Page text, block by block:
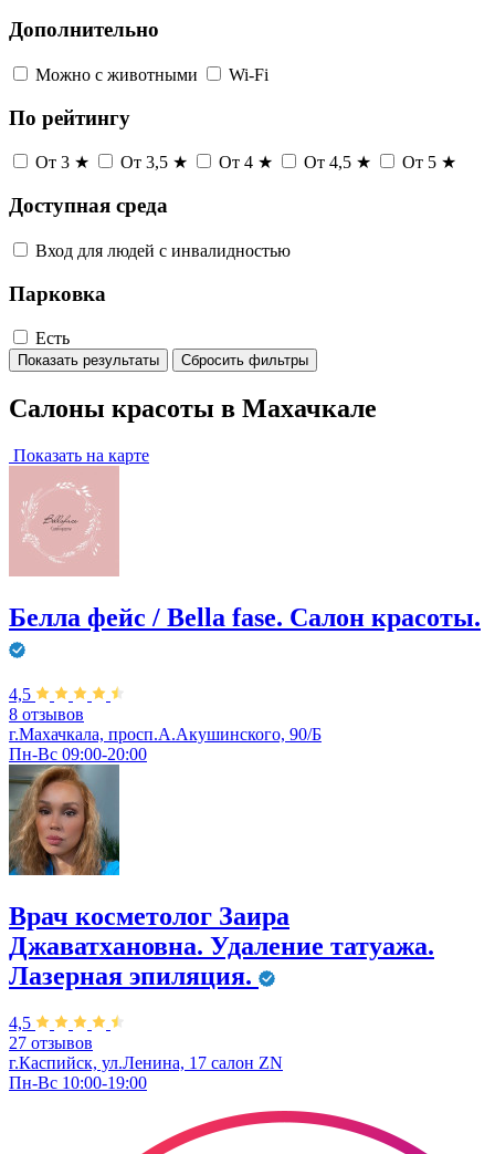
Дополнительно
Можно с животными Wi-Fi
По рейтингу
От 3 ★ От 3,5 ★ От 4 ★ От 4,5 ★ От 5 ★
Доступная среда
Вход для людей с инвалидностью
Парковка
Есть
Показать результаты Сбросить фильтры
Салоны красоты в Махачкале
Показать на карте
Белла фейс / Bella fase. Салон красоты.
4,5
8 отзывов
г.Махачкала, просп.А.Акушинского, 90/Б
Пн-Вс 09:00-20:00
Врач косметолог Заира
Джаватхановна. Удаление татуажа.
Лазерная эпиляция.
4,5
27 отзывов
г.Каспийск, ул.Ленина, 17 салон ZN
Пн-Вс 10:00-19:00